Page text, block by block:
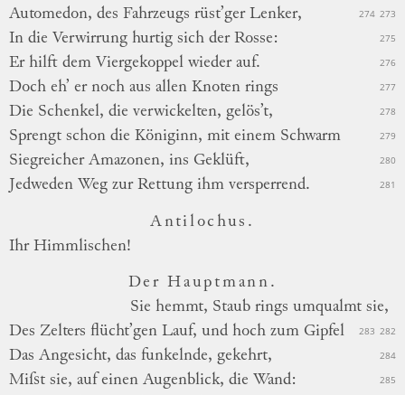
273
Automedon, des Fahrzeugs rüst’ger Lenker, 274
In die Verwirrung hurtig sich der Rosse: 275
Er hilft dem Viergekoppel wieder auf. 276
Doch eh’ er noch aus allen Knoten rings 277
Die Schenkel, die verwickelten, gelös’t, 278
Sprengt schon die Königinn, mit einem Schwarm 279
Siegreicher Amazonen, ins Geklüft, 280
Jedweden Weg zur Rettung ihm versperrend. 281
Antilochus.
Ihr Himmlischen!
Der Hauptmann.
Sie hemmt, Staub rings umqualmt sie,
282
Des Zelters flücht’gen Lauf, und hoch zum Gipfel 283
Das Angesicht, das funkelnde, gekehrt, 284
Miſst sie, auf einen Augenblick, die Wand: 285